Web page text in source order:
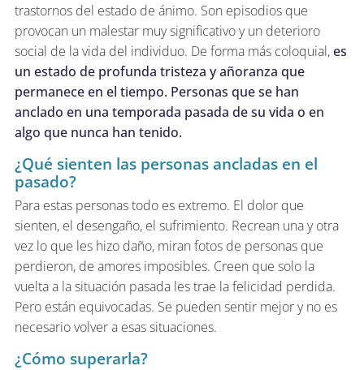
trastornos del estado de ánimo. Son episodios que
provocan un malestar muy significativo y un deterioro
social de la vida del individuo. De forma más coloquial,es
un estado de profunda tristeza y añoranza que
permanece en el tiempo. Personas que se han
anclado en una temporada pasada de su vida o en
algo que nunca han tenido.
¿Qué sienten las personas ancladas en el
pasado?
Para estas personas todo es extremo. El dolor que
sienten, el desengaño, el sufrimiento. Recrean una y otra
vez lo que les hizo daño, miran fotos de personas que
perdieron, de amores imposibles. Creen que solo la
vuelta a la situación pasada les trae la felicidad perdida.
Pero están equivocadas. Se pueden sentir mejor y no es
necesario volver a esas situaciones.
¿Cómo superarla?